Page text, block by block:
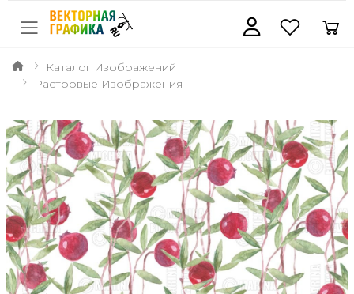
Каталог Изображений
Растровые Изображения